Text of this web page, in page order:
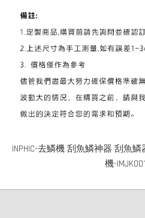
INPHIC-去鱗機 刮魚鱗神器 刮魚
機-